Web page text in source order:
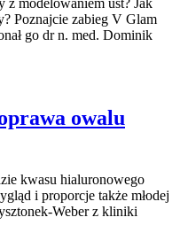
Poznajcie zabieg V Glam
go dr n. med. Dominik
owalu
kwasu hialuronowego
i proporcje także młodej
Weber z kliniki